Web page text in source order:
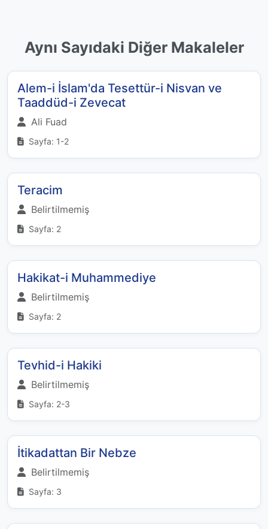
Aynı Sayıdaki Diğer Makaleler
Alem-i İslam'da Tesettür-i Nisvan ve
Taaddüd-i Zevecat
Ali Fuad
Sayfa: 1-2
Teracim
Belirtilmemiş
Sayfa: 2
Hakikat-i Muhammediye
Belirtilmemiş
Sayfa: 2
Tevhid-i Hakiki
Belirtilmemiş
Sayfa: 2-3
İtikadattan Bir Nebze
Belirtilmemiş
Sayfa: 3